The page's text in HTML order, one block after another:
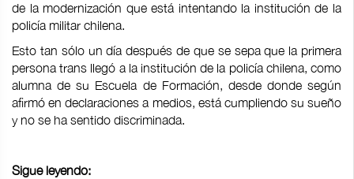
de la modernización que está intentando la institución de la
policía militar chilena.
Esto tan sólo un día después de que se sepa que la primera
persona trans llegó a la institución de la policía chilena, como
alumna de su Escuela de Formación, desde donde según
afirmó en declaraciones a medios, está cumpliendo su sueño
y no se ha sentido discriminada.
Sigue leyendo: